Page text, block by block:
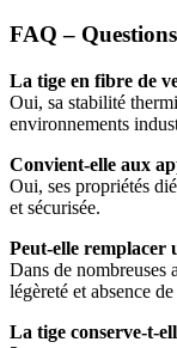
FAQ –
La tige en fibre de
Oui, sa stabilité
environnements
Convient-elle aux
Oui, ses propriétés
et sécurisée.
Peut-elle remplacer
Dans de
légèreté et absence
La tige conserve-t-